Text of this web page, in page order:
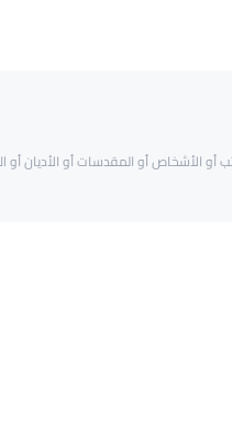
أو الأشخاص أو المقدسات أو الأديان